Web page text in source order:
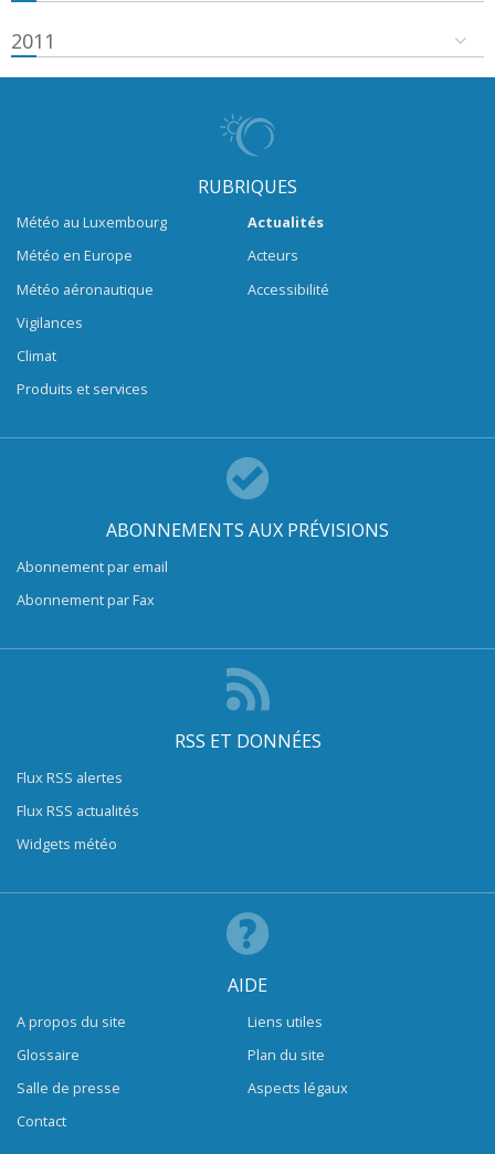
2011
RUBRIQUES
Météo au Luxembourg
Météo en Europe
Météo aéronautique
Vigilances
Climat
Produits et services
Actualités
Acteurs
Accessibilité
ABONNEMENTS AUX PRÉVISIONS
Abonnement par email
Abonnement par Fax
RSS ET DONNÉES
Flux RSS alertes
Flux RSS actualités
Widgets météo
AIDE
A propos du site
Glossaire
Salle de presse
Contact
Liens utiles
Plan du site
Aspects légaux